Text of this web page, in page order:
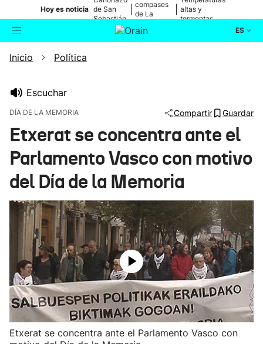
Hoy es noticia de San
Sebastián
compases
de La
altas y
tormentas
ES
Buscador
Ikusmiran
Eguraldia
Inicio Política
Escuchar
DÍA DE LA MEMORIA Compartir Guardar
Etxerat se concentra ante el
Parlamento Vasco con motivo
del Día de la Memoria
Etxerat se concentra ante el Parlamento Vasco con